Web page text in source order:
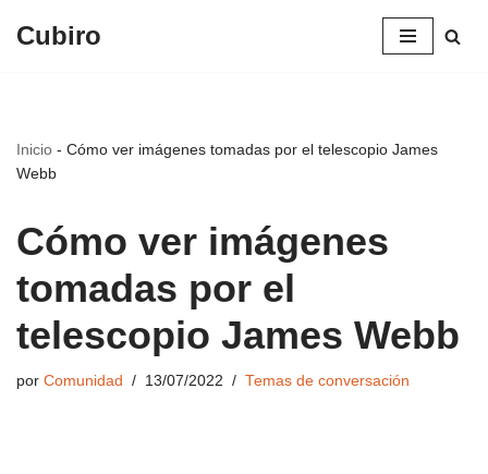
Cubiro
Inicio - Cómo ver imágenes tomadas por el telescopio James
Webb
Cómo ver imágenes
tomadas por el
telescopio James Webb
por Comunidad 13/07/2022 Temas de conversación